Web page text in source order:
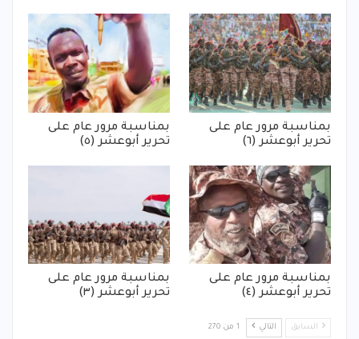
بمناسبة مرور عام على
تحرير أبوعشر (٦)
بمناسبة مرور عام على
تحرير أبوعشر (٥)
بمناسبة مرور عام على
تحرير أبوعشر (٤)
بمناسبة مرور عام على
تحرير أبوعشر (٣)
السابق التالي 1 من 270